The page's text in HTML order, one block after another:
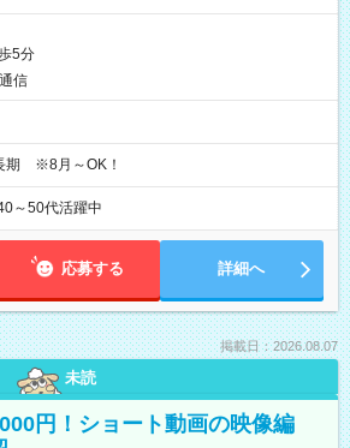
5分
信
期 ※8月～OK！
～50代活躍中
応募する 詳細へ
掲載日：2026.08.07
未読
円！ショート動画の映像編